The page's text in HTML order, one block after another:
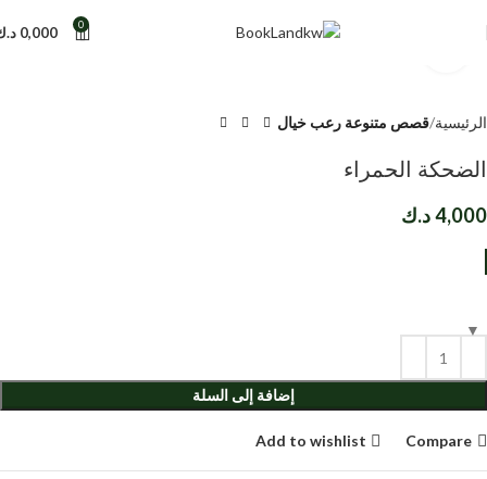
0
0,000
الرئيسية قصص متنوعة رعب خيال
الضحكة الحمراء
4,000د.ك
إضافة إلى السلة
Compare
Add to wishlist